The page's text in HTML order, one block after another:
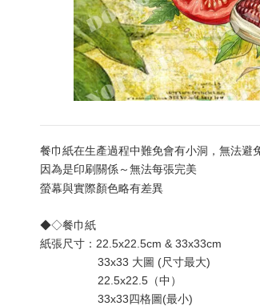
餐巾紙在生產過程中難免會有小洞，無法避
因為是印刷關係～無法每張完美
螢幕與實際顏色略有差異
◆◇餐巾紙
紙張尺寸：22.5x22.5cm & 33x33cm
                  33x33 大圖 (尺寸最大)
22.5x22.5（中）
33x33四格圖(最小)